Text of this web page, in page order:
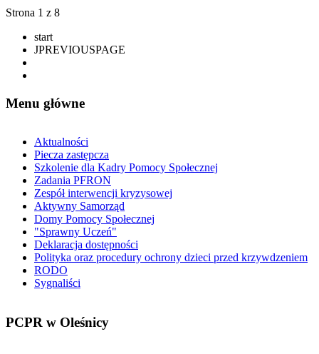
Strona 1 z 8
start
JPREVIOUSPAGE
Menu główne
Aktualności
Piecza zastępcza
Szkolenie dla Kadry Pomocy Społecznej
Zadania PFRON
Zespół interwencji kryzysowej
Aktywny Samorząd
Domy Pomocy Społecznej
"Sprawny Uczeń"
Deklaracja dostępności
Polityka oraz procedury ochrony dzieci przed krzywdzeniem
RODO
Sygnaliści
PCPR w Oleśnicy